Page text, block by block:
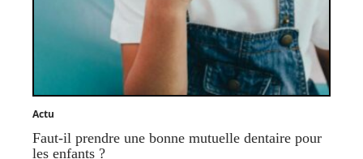
Actu
Faut-il prendre une bonne mutuelle dentaire pour
les enfants ?